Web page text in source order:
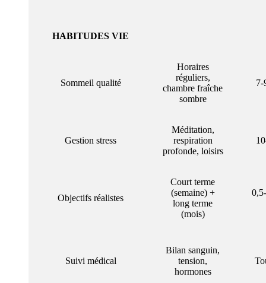
HABITUDES VIE
Sommeil qualité
Horaires
réguliers,
chambre fraîche
sombre
7-
Gestion stress
Méditation,
respiration
profonde, loisirs
Objectifs réalistes
Court terme
(semaine) +
long terme
(mois)
Suivi médical
Bilan sanguin,
tension,
hormones